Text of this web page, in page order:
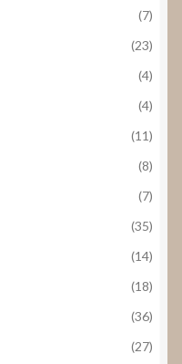
(7)
(23)
(4)
(4)
(11)
(8)
(7)
(35)
(14)
(18)
(36)
(27)